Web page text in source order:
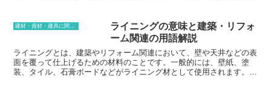
い方にもおすすめです。
人気が高まっています。小口平タイルは、レンガとよく似た外観をし
ていますが、レンガとは異なる特徴を持っています。レンガは粘土を
焼成して作られますが、小口平タイルは粘土を平らに伸ばして焼成し
て作られます。また、レンガよりも薄く、軽量であるため、施工が容
易です。さらに、小口平タイルは表面が滑らかなため、汚れが付きに
くく、メンテナンスが容易です。
ライニングの意味と建築・リフォ
ーム関連の用語解説
ライニングとは、建築やリフォーム関連において、壁や天井などの表
面を覆って仕上げるための材料のことです。一般的には、壁紙、塗
装、タイル、石膏ボードなどがライニング材として使用されます。ラ